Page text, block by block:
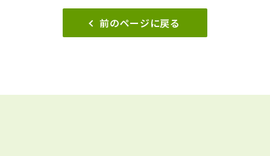
前のページに戻る